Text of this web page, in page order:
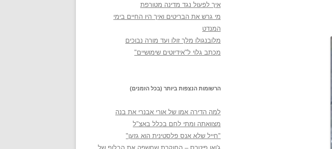
איך לפעול נגד מדינה מטורפת
מי גרש את הבריטים ואיך היו החיים בימי
המנדט
מלובנגולו מלך זולו ועד מורה נבוכים
מכתב גלוי ל"אידיוטים שימושיים"
הרשומות הנצפות ביותר (בכל הזמנים)
למה הדירה אמו של אורי אבנרי את בנה
מצוואתה ומתי לחם בכלל באצ"ל
"חייל שלא אנס פלסטינית הוא גזען"